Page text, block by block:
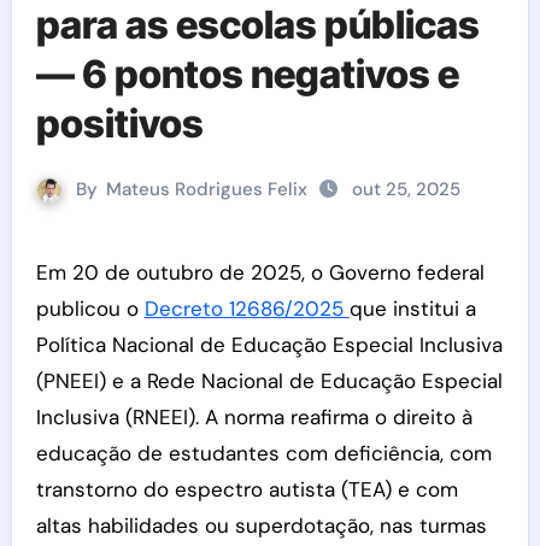
para as escolas públicas
— 6 pontos negativos e
positivos
By Mateus Rodrigues Felix out 25, 2025
Em 20 de outubro de 2025, o Governo federal
publicou o Decreto 12686/2025 que institui a
Política Nacional de Educação Especial Inclusiva
(PNEEI) e a Rede Nacional de Educação Especial
Inclusiva (RNEEI). A norma reafirma o direito à
educação de estudantes com deficiência, com
transtorno do espectro autista (TEA) e com
altas habilidades ou superdotação, nas turmas